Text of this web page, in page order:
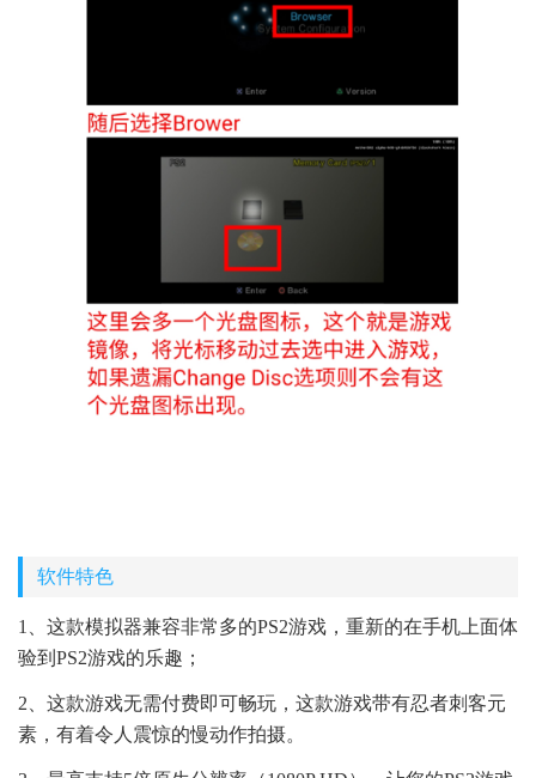
软件特色
1、这款模拟器兼容非常多的PS2游戏，重新的在手机上面体
验到PS2游戏的乐趣；
2、这款游戏无需付费即可畅玩，这款游戏带有忍者刺客元
素，有着令人震惊的慢动作拍摄。